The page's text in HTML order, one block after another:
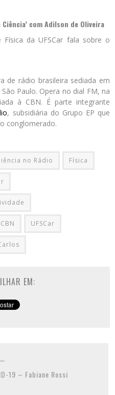
com Adilson de Oliveira
da UFSCar fala sobre o
de rádio brasileira sediada em
Paulo. Opera no dial FM, na
à CBN. É parte integrante
, subsidiária do Grupo EP que
conglomerado.
no Rádio Física
UFSCar
EM:
19 – Fabiane Rossi